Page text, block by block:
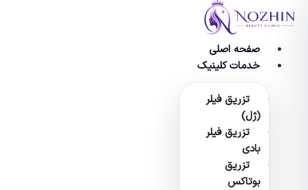
پرش
صفحه اصلی
خدمات کلینیک
تزریق فیلر
(ژل)
تزریق فیلر
بادی
تزریق
بوتاکس